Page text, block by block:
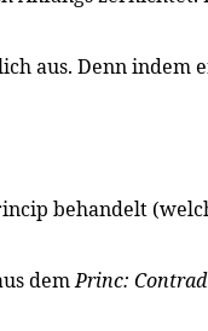
aus. Denn indem
behandelt
demPrinc: